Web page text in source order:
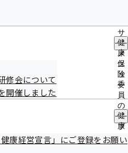
サ
ブ
メ
ニ
ュ
ー
健
康
保
険
委
員
の
サ
ブ
メ
修会について
開催しました
健
康
づ
く
康経営宣言」にご登録をお願い
等について
画面」もしくは「いわて健